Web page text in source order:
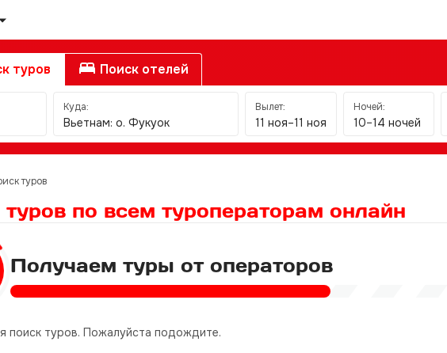
туров Поиск отелей
Куда:
Вьетнам: о. Фукуок
Вылет:
11 ноя–11 ноя
Ночей:
10–14 ночей
туров
по всем туроператорам онлайн
Получаем туры от операторов
поиск туров. Пожалуйста подождите.